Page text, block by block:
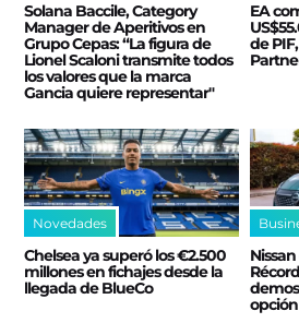
Solana Baccile, Category
Manager de Aperitivos en
Grupo Cepas: “La figura de
Lionel Scaloni transmite todos
los valores que la marca
Gancia quiere representar"
EA
de
Novedades
Chelsea ya superó los €2.500
millones en fichajes desde la
llegada de BlueCo